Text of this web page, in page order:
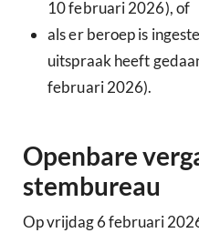
10 februari 2026), of
als er beroep is
uitspraak heeft
februari 2026).
Openbare
stembureau
Op vrijdag 6 februari